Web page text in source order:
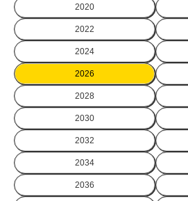
2020
2022
2024
2026
2028
2030
2032
2034
2036